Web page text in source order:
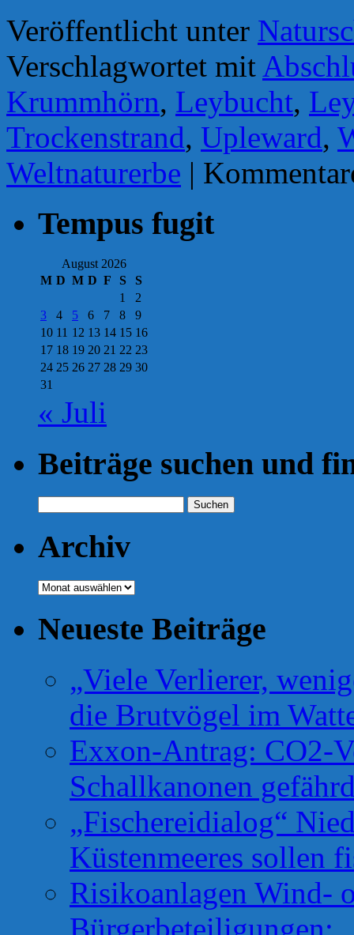
Veröffentlicht unter
Verschlagwortet mit
Krummhörn, Leybucht,
Trockenstrand, Upleward,
Weltnaturerbe |
Tempus fugit
August 2026
M D M D F S
S
1
2
3
4 5 6 7 8
9
10 11 12 13 14 15 16
17 18 19 20 21 22 23
24 25 26 27 28 29 30
31
« Juli
Beiträge suchen und
nach:
Archiv
Archiv
Neueste Beiträge
„Viele Verlierer,
die Brutvögel im
Exxon-Antrag: CO2-
Schallkanonen
„Fischereidialog“
Küstenmeeres sollen
Risikoanlagen Wind-